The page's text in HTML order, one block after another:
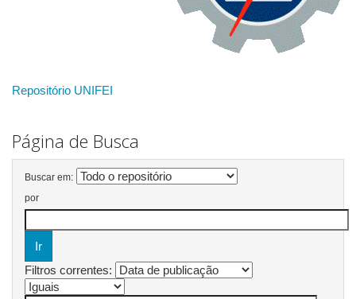
Repositório UNIFEI
Página de Busca
Buscar em:
por
Filtros correntes: